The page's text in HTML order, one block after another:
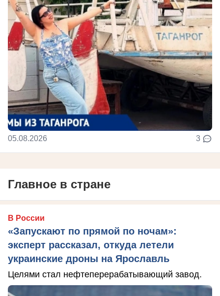
05.08.2026 3
Главное в стране
В России
«Запускают по прямой по ночам»:
эксперт рассказал, откуда летели
украинские дроны на Ярославль
Целями стал нефтеперерабатывающий завод.